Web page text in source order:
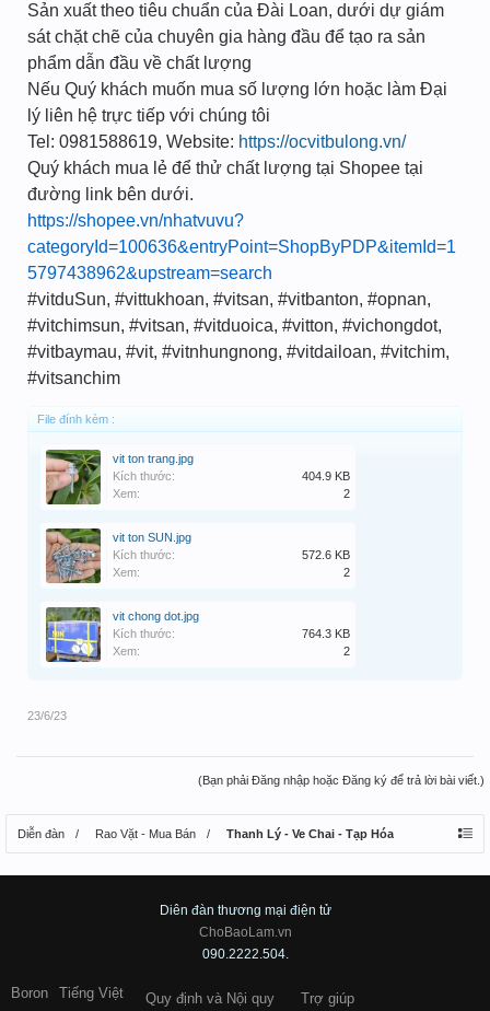
Sản xuất theo tiêu chuẩn của Đài Loan, dưới dự giám
sát chặt chẽ của chuyên gia hàng đầu để tạo ra sản
phẩm dẫn đầu về chất lượng
Nếu Quý khách muốn mua số lượng lớn hoặc làm Đại
lý liên hệ trực tiếp với chúng tôi
Tel: 0981588619, Website: https://ocvitbulong.vn/
Quý khách mua lẻ để thử chất lượng tại Shopee tại
đường link bên dưới.
https://shopee.vn/nhatvuvu?
categoryId=100636&entryPoint=ShopByPDP&itemId=1
5797438962&upstream=search
#vitduSun, #vittukhoan, #vitsan, #vitbanton, #opnan,
#vitchimsun, #vitsan, #vitduoica, #vitton, #vichongdot,
#vitbaymau, #vit, #vitnhungnong, #vitdailoan, #vitchim,
#vitsanchim
File đính kèm :
vit ton trang.jpg
Kích thước:
404.9 KB
Xem:
2
vit ton SUN.jpg
Kích thước:
572.6 KB
Xem:
2
vit chong dot.jpg
Kích thước:
764.3 KB
Xem:
2
23/6/23
(Bạn phải Đăng nhập hoặc Đăng ký để trả lời bài viết.)
Diễn đàn Rao Vặt - Mua Bán Thanh Lý - Ve Chai - Tạp Hóa
Diên đàn thương mại điện tử
ChoBaoLam.vn
090.2222.504.
Boron Tiếng Việt Quy định và Nội quy Trợ giúp